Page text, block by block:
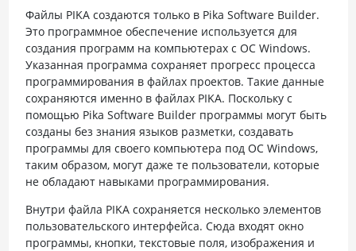
Файлы PIKA создаются только в Pika Software Builder.
Это программное обеспечение используется для
создания программ на компьютерах с ОС Windows.
Указанная программа сохраняет прогресс процесса
программирования в файлах проектов. Такие данные
сохраняются именно в файлах PIKA. Поскольку с
помощью Pika Software Builder программы могут быть
созданы без знания языков разметки, создавать
программы для своего компьютера под ОС Windows,
таким образом, могут даже те пользователи, которые
не обладают навыками программирования.
Внутри файла PIKA сохраняется несколько элементов
пользовательского интерфейса. Сюда входят окно
программы, кнопки, текстовые поля, изображения и